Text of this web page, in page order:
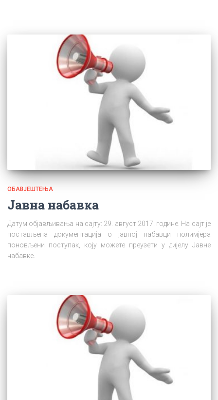
ОБАВЈЕШТЕЊА
Јавна набавка
Датум објављивања на сајту: 29. август 2017. године. На сајт је
постављена документација о јавној набавци полимјера
поновљени поступак, коју можете преузети у дијелу Јавне
набавке.